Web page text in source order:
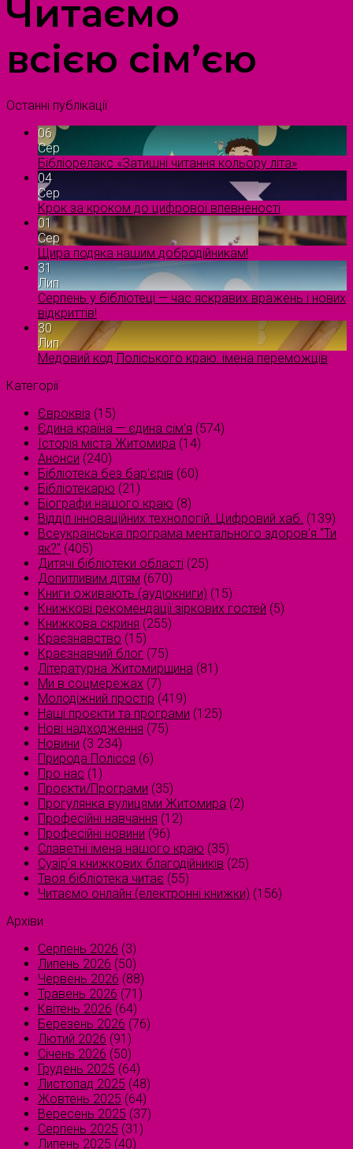
Читаємо
всією сім’єю
Останні публікації
06
Сер
Бібліорелакс «Затишні читання кольору літа»
04
Сер
Крок за кроком до цифрової впевненості
01
Сер
Щира подяка нашим добродійникам!
31
Лип
Серпень у бібліотеці — час яскравих вражень і нових
відкриттів!
30
Лип
Медовий код Поліського краю: імена переможців
Категорії
Євроквіз (15)
Єдина країна — єдина сім’я (574)
Історія міста Житомира (14)
Анонси (240)
Бібліотека без бар'єрів (60)
Бібліотекарю (21)
Біографи нашого краю (8)
Відділ інноваційних технологій. Цифровий хаб. (139)
Всеукраїнська програма ментального здоров'я "Ти
як?" (405)
Дитячі бібліотеки області (25)
Допитливим дітям (670)
Книги оживають (аудіокниги) (15)
Книжкові рекомендації зіркових гостей (5)
Книжкова скриня (255)
Краєзнавство (15)
Краєзнавчий блог (75)
Літературна Житомирщина (81)
Ми в соцмережах (7)
Молодіжний простір (419)
Наші проєкти та програми (125)
Нові надходження (75)
Новини (3 234)
Природа Полісся (6)
Про нас (1)
Проєкти/Програми (35)
Прогулянка вулицями Житомира (2)
Професійні навчання (12)
Професійні новини (96)
Славетні імена нашого краю (35)
Сузірʼя книжкових благодійників (25)
Твоя бібліотека читає (55)
Читаємо онлайн (електронні книжки) (156)
Архіви
Серпень 2026 (3)
Липень 2026 (50)
Червень 2026 (88)
Травень 2026 (71)
Квітень 2026 (64)
Березень 2026 (76)
Лютий 2026 (91)
Січень 2026 (50)
Грудень 2025 (64)
Листопад 2025 (48)
Жовтень 2025 (64)
Вересень 2025 (37)
Серпень 2025 (31)
Липень 2025 (40)